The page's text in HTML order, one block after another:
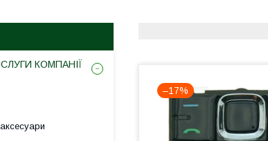
–17%
КОМПАНІЇ